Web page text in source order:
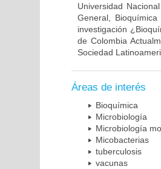
Universidad
General,
investigación
de Colombia
Sociedad
Áreas de interés
Bioquímica
Microbiología
Microbiología
Micobacterias
tuberculosis
vacunas